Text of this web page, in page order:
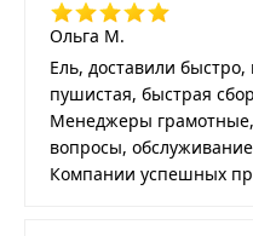
Ольга М.
Ель, доставили быстро,
пушистая, быстрая
Менеджеры
вопросы,
Компании успешных